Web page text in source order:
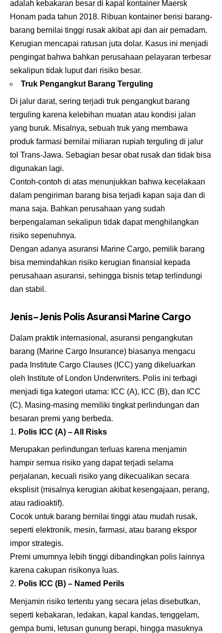
adalah kebakaran besar di kapal kontainer Maersk
Honam pada tahun 2018. Ribuan kontainer berisi barang-
barang bernilai tinggi rusak akibat api dan air pemadam.
Kerugian mencapai ratusan juta dolar. Kasus ini menjadi
pengingat bahwa bahkan perusahaan pelayaran terbesar
sekalipun tidak luput dari risiko besar.
Truk Pengangkut Barang Terguling
Di jalur darat, sering terjadi truk pengangkut barang
terguling karena kelebihan muatan atau kondisi jalan
yang buruk. Misalnya, sebuah truk yang membawa
produk farmasi bernilai miliaran rupiah terguling di jalur
tol Trans-Jawa. Sebagian besar obat rusak dan tidak bisa
digunakan lagi.
Contoh-contoh di atas menunjukkan bahwa kecelakaan
dalam pengiriman barang bisa terjadi kapan saja dan di
mana saja. Bahkan perusahaan yang sudah
berpengalaman sekalipun tidak dapat menghilangkan
risiko sepenuhnya.
Dengan adanya asuransi Marine Cargo, pemilik barang
bisa memindahkan risiko kerugian finansial kepada
perusahaan asuransi, sehingga bisnis tetap terlindungi
dan stabil.
Jenis-Jenis Polis Asuransi Marine Cargo
Dalam praktik internasional, asuransi pengangkutan
barang (Marine Cargo Insurance) biasanya mengacu
pada Institute Cargo Clauses (ICC) yang dikeluarkan
oleh Institute of London Underwriters. Polis ini terbagi
menjadi tiga kategori utama: ICC (A), ICC (B), dan ICC
(C). Masing-masing memiliki tingkat perlindungan dan
besaran premi yang berbeda.
Polis ICC (A) – All Risks
Merupakan perlindungan terluas karena menjamin
hampir semua risiko yang dapat terjadi selama
perjalanan, kecuali risiko yang dikecualikan secara
eksplisit (misalnya kerugian akibat kesengajaan, perang,
atau radioaktif).
Cocok untuk barang bernilai tinggi atau mudah rusak,
seperti elektronik, mesin, farmasi, atau barang ekspor
impor strategis.
Premi umumnya lebih tinggi dibandingkan polis lainnya
karena cakupan risikonya luas.
Polis ICC (B) – Named Perils
Menjamin risiko tertentu yang secara jelas disebutkan,
seperti kebakaran, ledakan, kapal kandas, tenggelam,
gempa bumi, letusan gunung berapi, hingga masuknya